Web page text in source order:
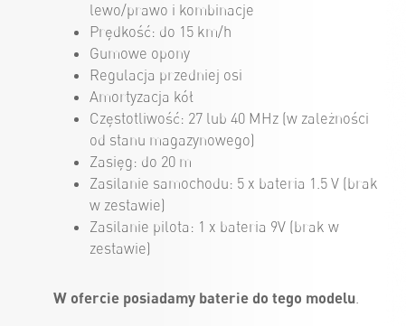
lewo/prawo i kombinacje
Prędkość: do 15 km/h
Gumowe opony
Regulacja przedniej osi
Amortyzacja kół
Częstotliwość: 27 lub 40 MHz (w zależności
od stanu magazynowego)
Zasięg: do 20 m
Zasilanie samochodu: 5 x bateria 1.5 V (brak
w zestawie)
Zasilanie pilota: 1 x bateria 9V (brak w
zestawie)
W ofercie posiadamy baterie do tego modelu.